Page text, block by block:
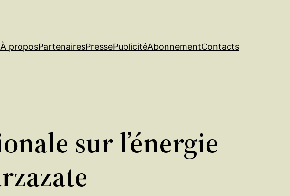
À proposPartenairesPressePublicitéAbonnementContacts
sur l’énergie